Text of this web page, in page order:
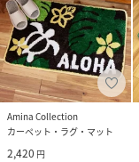
Amina Collection
カーペット・ラグ・マット
2,420 円